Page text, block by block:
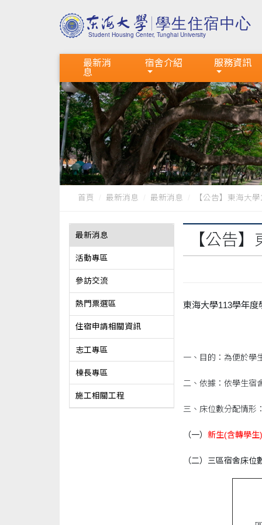
最新消
息
宿舍介紹 服務資訊
首頁 最新消息 最新消息 【公告】東海大
最新消息
活動專區
參訪交流
熱門票選區
住宿申請相關資訊
志工專區
棟長專區
施工相關工程
【公告
東海大學113學年
一、目的：為便於學
二、依據：依學生宿
三、床位數分配情形：
（一） 新生(含轉學生
（二）三區宿舍床位